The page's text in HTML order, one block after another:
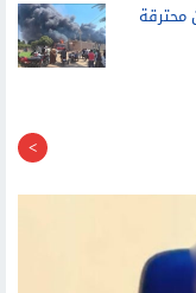
هندسية لمعاينة 3 مخازن محترقة